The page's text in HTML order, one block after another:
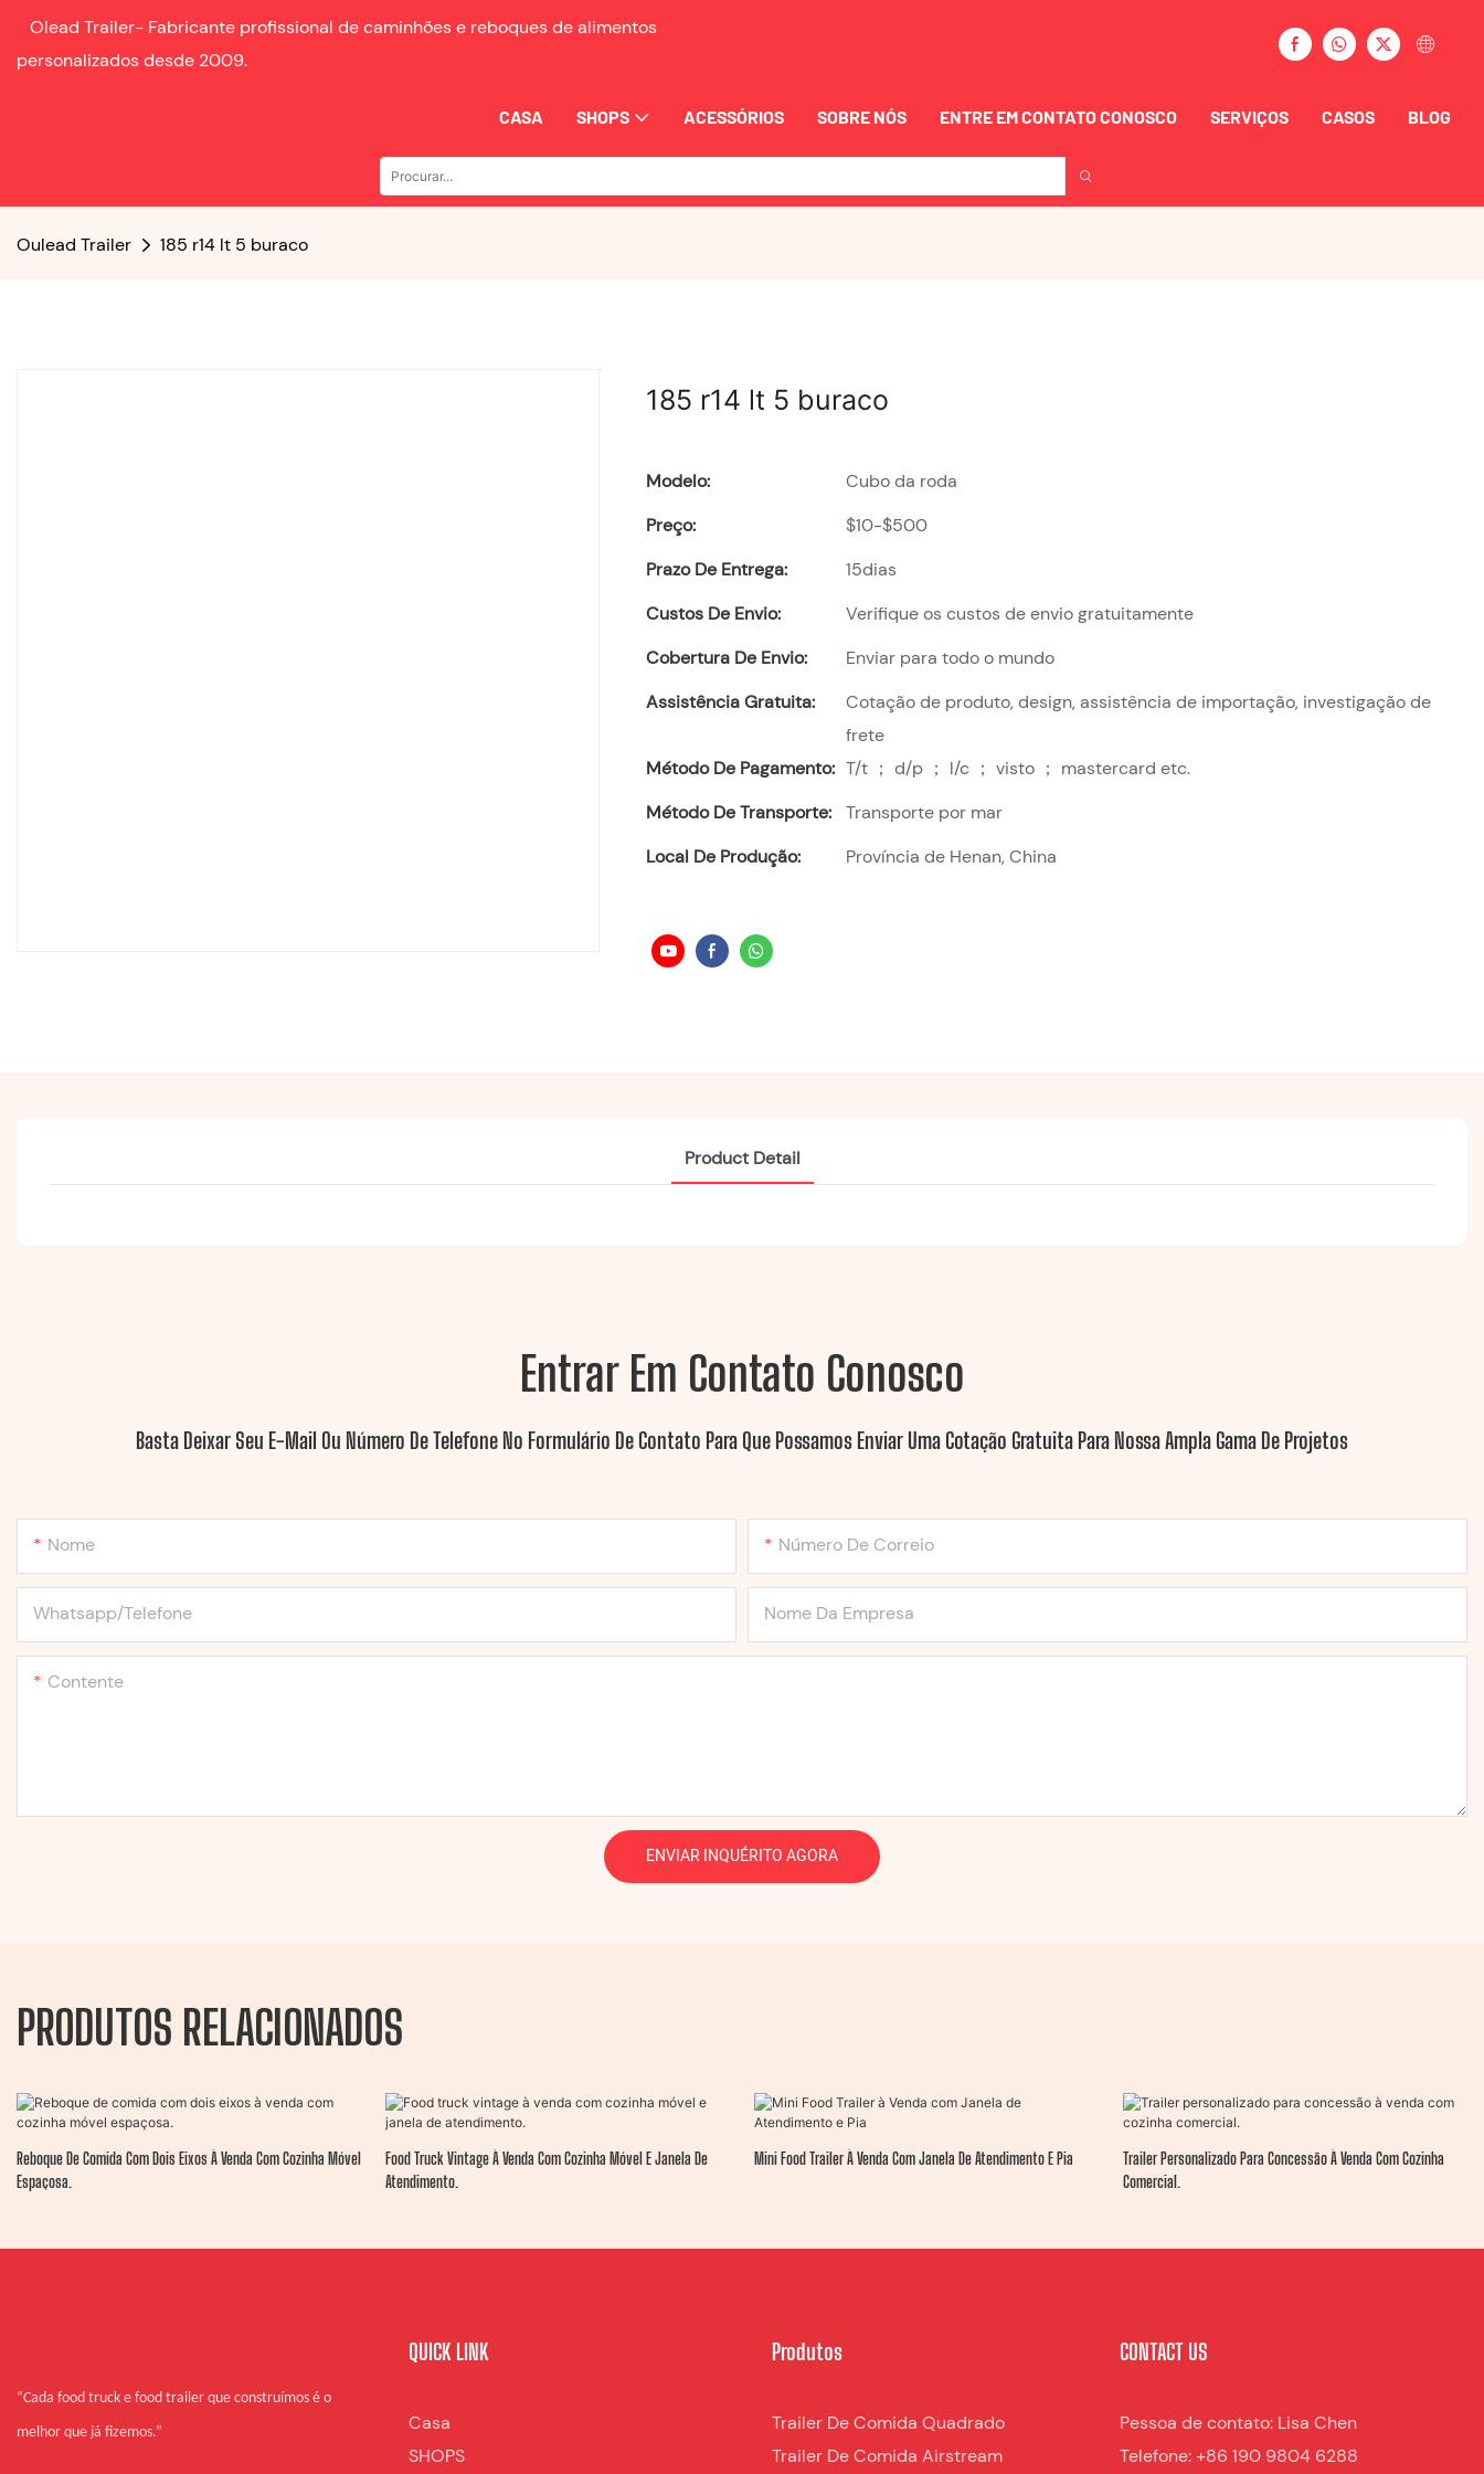
Olead Trailer- Fabricante profissional de caminhões e reboques de alimentos
personalizados desde 2009.
CASA SHOPS ACESSÓRIOS SOBRE NÓS ENTRE EM CONTATO CONOSCO SERVIÇOS CASOS BLOG
Oulead Trailer 185 r14 lt 5 buraco
185 r14 lt 5 buraco
Modelo:
Cubo da roda
Preço:
$10-$500
Prazo De Entrega:
15dias
Custos De Envio:
Verifique os custos de envio gratuitamente
Cobertura De Envio:
Enviar para todo o mundo
Assistência Gratuita:
Cotação de produto, design, assistência de importação, investigação de
frete
Método De Pagamento: T/t ； d/p ； l/c ； visto ； mastercard etc.
Método De Transporte:
Transporte por mar
Local De Produção:
Província de Henan, China
Product Detail
Entrar Em Contato Conosco
Basta Deixar Seu E-Mail Ou Número De Telefone No Formulário De Contato Para Que Possamos Enviar Uma Cotação Gratuita Para Nossa Ampla Gama De Projetos
Nome Número De Correio
Whatsapp/Telefone Nome Da Empresa
Contente
ENVIAR INQUÉRITO AGORA
PRODUTOS RELACIONADOS
Reboque De Comida Com Dois Eixos À Venda Com Cozinha Móvel
Espaçosa.
Food Truck Vintage À Venda Com Cozinha Móvel E Janela De
Atendimento.
Mini Food Trailer À Venda Com Janela De Atendimento E Pia
Trailer Personalizado Para Concessão À Venda Com Cozinha
Comercial.
“Cada food truck e food trailer que construímos é o
melhor que já fizemos.”
QUICK LINK
Casa
SHOPS
Produtos
Trailer De Comida Quadrado
Trailer De Comida Airstream
CONTACT US
Pessoa de contato: Lisa Chen
Telefone: +86 190 9804 6288